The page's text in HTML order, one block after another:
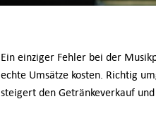
Ein einziger Fehler bei der
echte Umsätze kosten. Richtig
steigert den Getränkeverkauf